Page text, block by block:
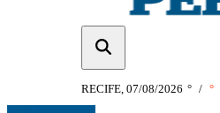
RECIFE, 07/08/2026 ° / °